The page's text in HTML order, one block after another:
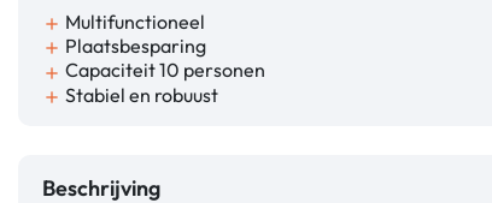
add Multifunctioneel
add Plaatsbesparing
add Capaciteit 10 personen
add Stabiel en robuust
Beschrijving